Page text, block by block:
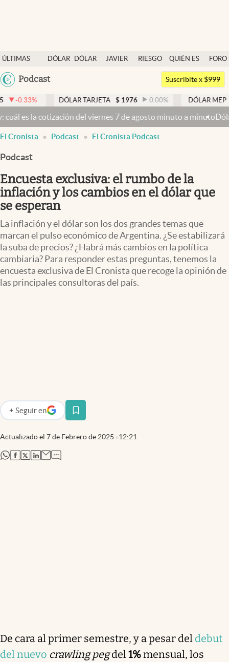
ÚLTIMAS
NOTICIAS
DÓLAR
DÓLAR
JAVIER
RIESGO
QUIÉN ES
QUIÉN
FORO
Argentina
México
Podcast
Dólar
Members
Economía y Política
Finanzas y Mercados
Mercados Online
Negocios
Columnistas
Otras secciones
Apertura
Infotechnology
Clase
Clima
Suscribite x $999
DÓLAR TARJETA $ 1976 0.00% DÓLAR MEP $ 1525,66
del viernes 7 de agosto minuto a minutoDólar hoy y
El Cronista Podcast El Cronista Podcast
Podcast
Encuesta exclusiva: el rumbo de la
inflación y los cambios en el dólar que
se esperan
La inflación y el dólar son los dos grandes temas que
marcan el pulso económico de Argentina. ¿Se estabilizará
la suba de precios? ¿Habrá más cambios en la política
cambiaria? Para responder estas preguntas, tenemos la
encuesta exclusiva de El Cronista que recoge la opinión de
las principales consultoras del país.
Actualizado el 7 de Febrero de 2025 12:21
+ Seguir en
abre en nueva pestaña
abre en nueva pestaña
abre en nueva pestaña
abre en nueva pestaña
abre en nueva pestaña
De cara al primer semestre, y a pesar del debut
del nuevo crawling pegdel1%mensual, los